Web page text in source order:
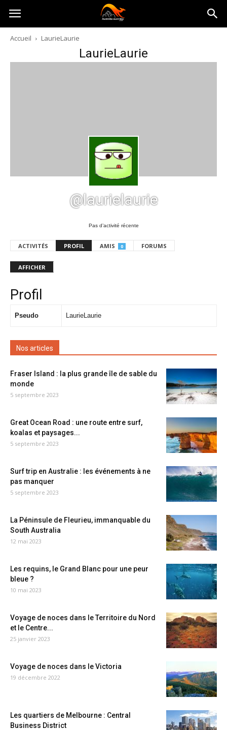
Australia-
australie.com
Accueil LaurieLaurie
LaurieLaurie
@laurielaurie
Pas d’activité récente
ACTIVITÉS PROFIL AMIS 0 FORUMS
AFFICHER
Profil
Pseudo LaurieLaurie
Nos articles
Fraser Island : la plus grande île de sable du
monde
5 septembre 2023
Great Ocean Road : une route entre surf,
koalas et paysages...
5 septembre 2023
Surf trip en Australie : les événements à ne
pas manquer
5 septembre 2023
La Péninsule de Fleurieu, immanquable du
South Australia
12 mai 2023
Les requins, le Grand Blanc pour une peur
bleue ?
10 mai 2023
Voyage de noces dans le Territoire du Nord
et le Centre...
25 janvier 2023
Voyage de noces dans le Victoria
19 décembre 2022
Les quartiers de Melbourne : Central
Business District